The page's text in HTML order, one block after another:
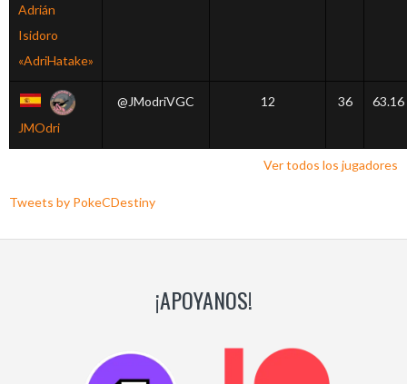
Adrián
Isidoro
«AdriHatake»
JMOdri
@JModriVGC 12 36 63.16
Ver todos los jugadores
Tweets by PokeCDestiny
¡APOYANOS!